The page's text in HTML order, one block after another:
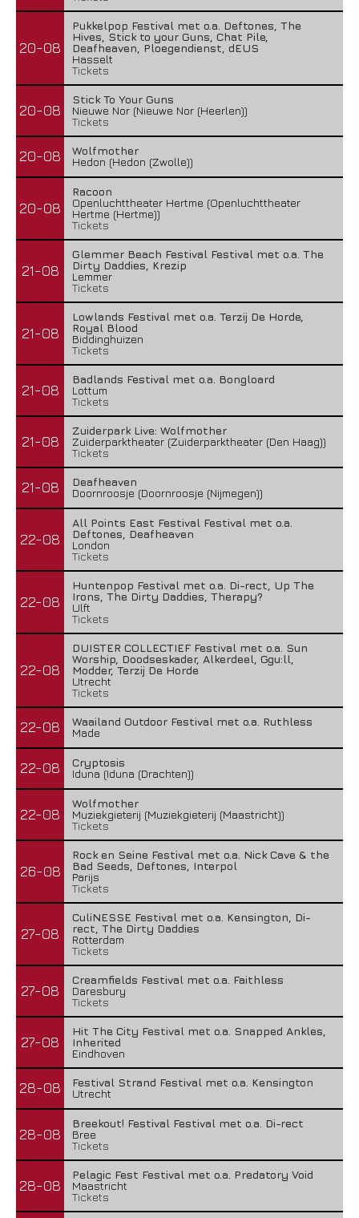
20-08
Pukkelpop Festival met o.a. Deftones, The
Hives, Stick to your Guns, Chat Pile,
Deafheaven, Ploegendienst, dEUS
Hasselt
Tickets
20-08
Stick To Your Guns
Nieuwe Nor (Nieuwe Nor (Heerlen))
Tickets
20-08
Wolfmother
Hedon (Hedon (Zwolle))
20-08
Racoon
Openluchttheater Hertme (Openluchttheater
Hertme (Hertme))
Tickets
21-08
Glemmer Beach Festival Festival met o.a. The
Dirty Daddies, Krezip
Lemmer
Tickets
21-08
Lowlands Festival met o.a. Terzij De Horde,
Royal Blood
Biddinghuizen
Tickets
21-08
Badlands Festival met o.a. Bongloard
Lottum
Tickets
21-08
Zuiderpark Live: Wolfmother
Zuiderparktheater (Zuiderparktheater (Den Haag))
Tickets
21-08
Deafheaven
Doornroosje (Doornroosje (Nijmegen))
22-08
All Points East Festival Festival met o.a.
Deftones, Deafheaven
London
Tickets
22-08
Huntenpop Festival met o.a. Di-rect, Up The
Irons, The Dirty Daddies, Therapy?
Ulft
Tickets
22-08
DUISTER COLLECTIEF Festival met o.a. Sun
Worship, Doodseskader, Alkerdeel, Ggu:ll,
Modder, Terzij De Horde
Utrecht
Tickets
22-08
Waailand Outdoor Festival met o.a. Ruthless
Made
22-08
Cryptosis
Iduna (Iduna (Drachten))
22-08
Wolfmother
Muziekgieterij (Muziekgieterij (Maastricht))
Tickets
26-08
Rock en Seine Festival met o.a. Nick Cave & the
Bad Seeds, Deftones, Interpol
Parijs
Tickets
27-08
CuliNESSE Festival met o.a. Kensington, Di-
rect, The Dirty Daddies
Rotterdam
Tickets
27-08
Creamfields Festival met o.a. Faithless
Daresbury
Tickets
27-08
Hit The City Festival met o.a. Snapped Ankles,
Inherited
Eindhoven
28-08
Festival Strand Festival met o.a. Kensington
Utrecht
28-08
Breekout! Festival Festival met o.a. Di-rect
Bree
Tickets
28-08
Pelagic Fest Festival met o.a. Predatory Void
Maastricht
Tickets